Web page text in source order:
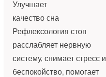
Улучшает
качество сна
Рефлексология стоп
расслабляет нервную
систему, снимает стресс и
беспокойство, помогает